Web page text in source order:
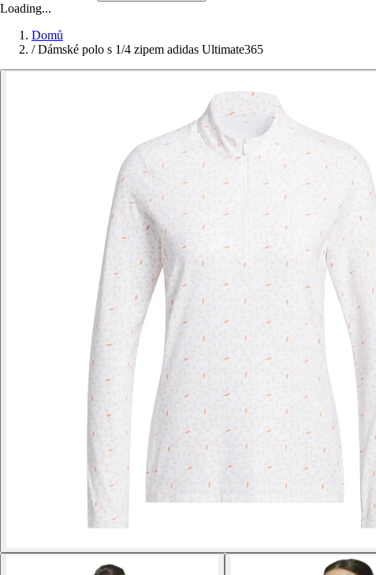
Loading...
Domů
/ Dámské polo s 1/4 zipem adidas Ultimate365